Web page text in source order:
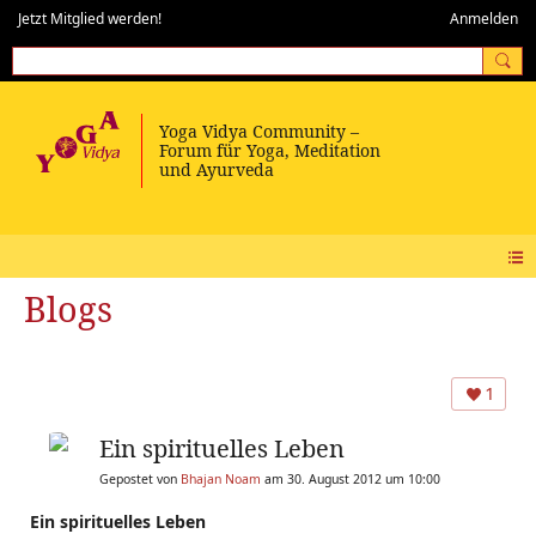
Jetzt Mitglied werden! Anmelden
Blogs
1
Ein spirituelles Leben
Gepostet von Bhajan Noam am 30. August 2012 um 10:00
Ein spirituelles Leben